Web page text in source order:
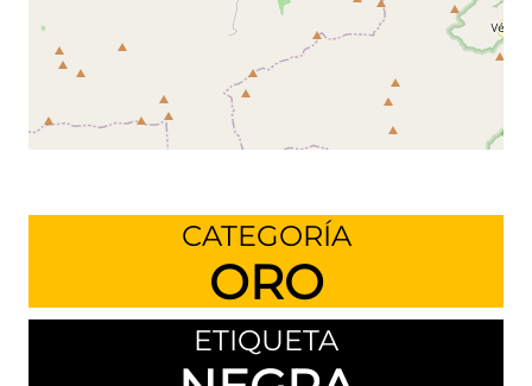
CATEGORÍA
ORO
ETIQUETA